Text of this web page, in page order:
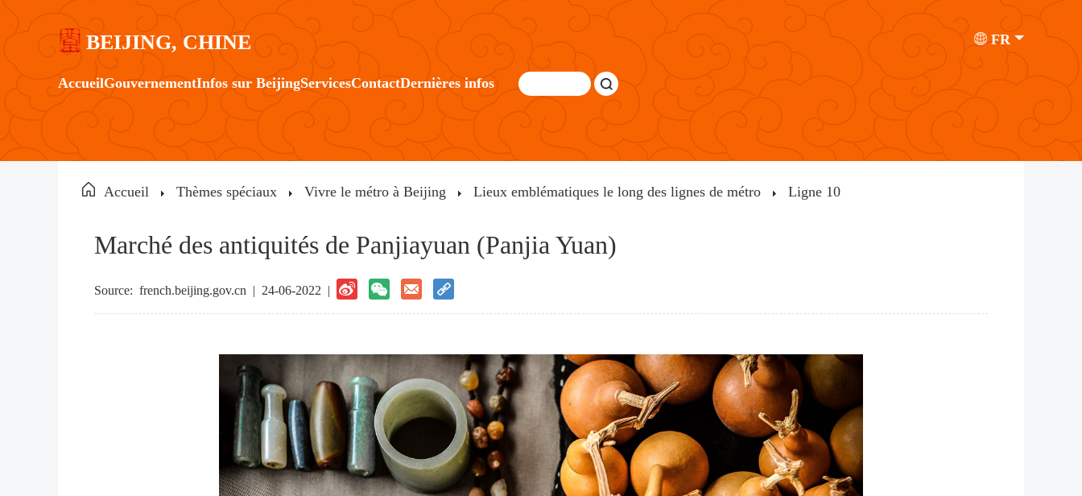
BEIJING, CHINE FR
AccueilGouvernementInfos sur BeijingServicesContactDernières infos
Accueil Thèmes spéciaux Vivre le métro à Beijing Lieux emblématiques le long des lignes de métro Ligne 10
Marché des antiquités de Panjiayuan (Panjia Yuan)
Source: french.beijing.gov.cn | 24-06-2022 |